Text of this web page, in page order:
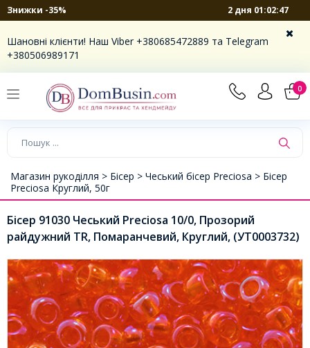
Знижки -35% 2 дня 01:02:46
Шановні клієнти! Наш Viber +380685472889 та Telegram
+380506989171
0
Магазин рукоділля > Бісер > Чеський бісер Preciosa > Бісер
Preciosa Круглий, 50г
Бісер 91030 Чеський Preciosa 10/0, Прозорий
райдужний TR, Помаранчевий, Круглий, (УТ0003732)